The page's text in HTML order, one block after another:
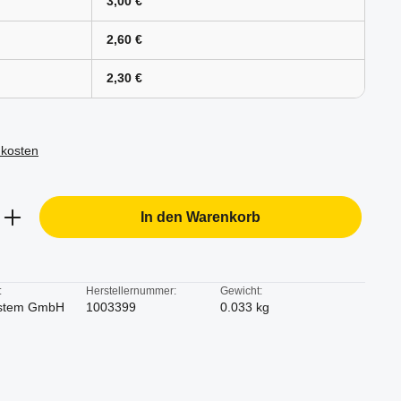
2,60 €
2,30 €
den gewünschten Wert ein oder
In den Warenkorb
GmbH
Herstellernummer:
1003399
Gewicht:
0.033 kg